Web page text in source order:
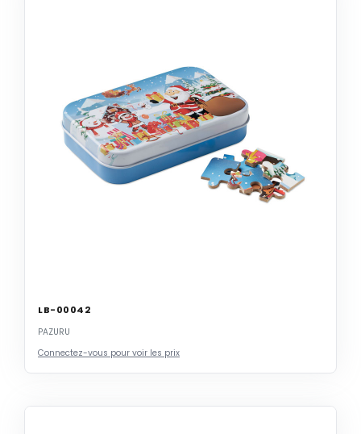
LB-00042
PAZURU
Connectez-vous pour voir les prix